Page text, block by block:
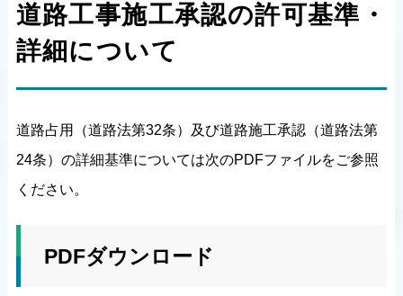
道路工事施工承認の許可基準・
詳細について
道路占用（道路法第32条）及び道路施工承認（道路法第
24条）の詳細基準については次のPDFファイルをご参照
ください。
PDFダウンロード